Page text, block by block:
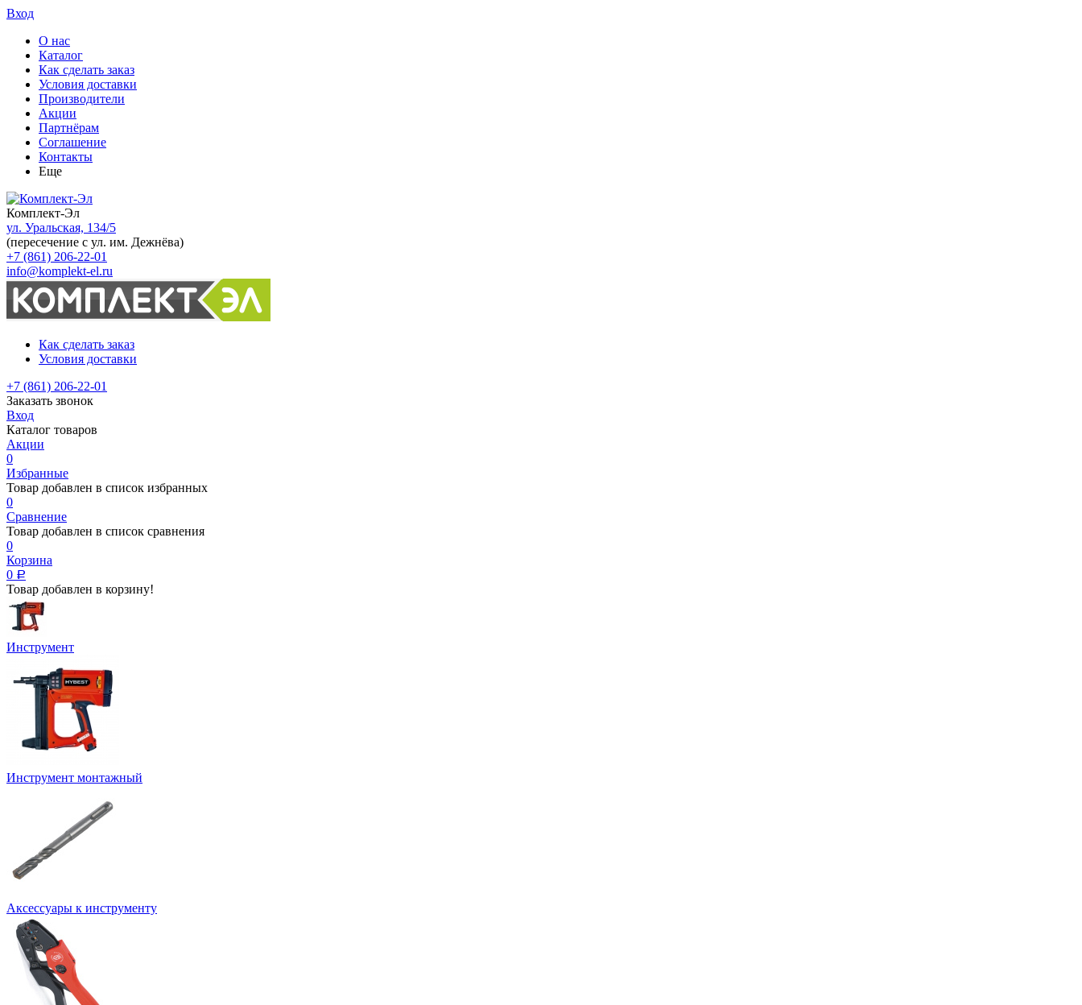
Вход
О нас
Каталог
Как сделать заказ
Условия доставки
Производители
Акции
Партнёрам
Соглашение
Контакты
Еще
Комплект-Эл
ул. Уральская, 134/5
(пересечение с ул. им. Дежнёва)
+7 (861) 206-22-01
info@komplekt-el.ru
Как сделать заказ
Условия доставки
+7 (861) 206-22-01
Заказать звонок
Вход
Каталог товаров
Акции
0
Избранные
Товар добавлен в список избранных
0
Сравнение
Товар добавлен в список сравнения
0
Корзина
0 Р
Товар добавлен в корзину!
Инструмент
Инструмент монтажный
Аксессуары к инструменту